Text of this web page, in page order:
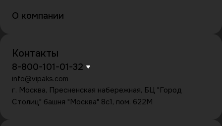
О компании
Контакты
8-800-101-01-32
info@vipaks.com
г. Москва, Пресненская набережная, БЦ "Город
Столиц" башня "Москва" 8с1, пом. 622М